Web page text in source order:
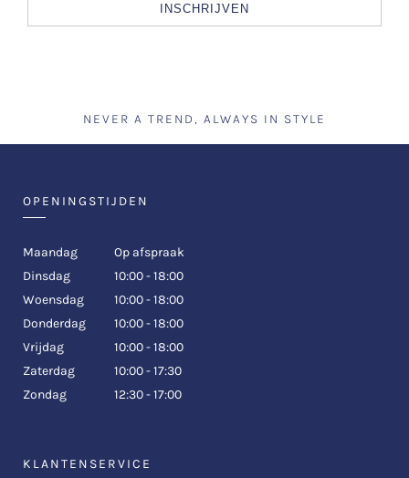
INSCHRIJVEN
NEVER A TREND, ALWAYS IN STYLE
OPENINGSTIJDEN
Maandag
Op afspraak
Dinsdag
10:00 - 18:00
Woensdag
10:00 - 18:00
Donderdag
10:00 - 18:00
Vrijdag
10:00 - 18:00
Zaterdag
10:00 - 17:30
Zondag
12:30 - 17:00
KLANTENSERVICE